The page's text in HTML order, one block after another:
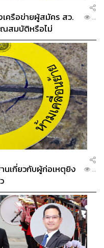
ครือข่ายผู้สมัคร สว.
สมบัติหรือไม่
...
นเกี่ยวกับผู้ก่อเหตุยิง
...